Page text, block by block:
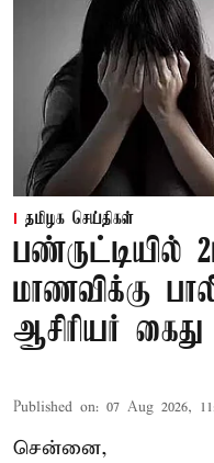
தமிழக செய்திகள்
பண்ருட்டியில்
மாணவிக்கு
ஆசிரியர் கைது
Published on: 07 Aug 2026,
சென்னை,